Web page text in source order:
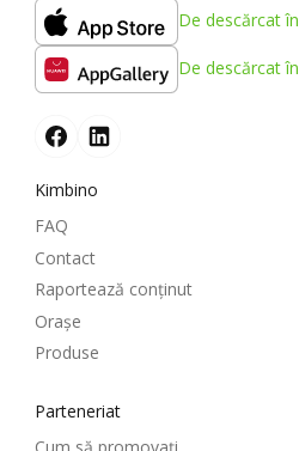
De descărcat în
De descărcat în
Kimbino
FAQ
Contact
Raportează conținut
Oraşe
Produse
Parteneriat